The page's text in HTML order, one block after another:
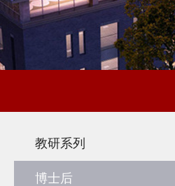
教研系列
博士后